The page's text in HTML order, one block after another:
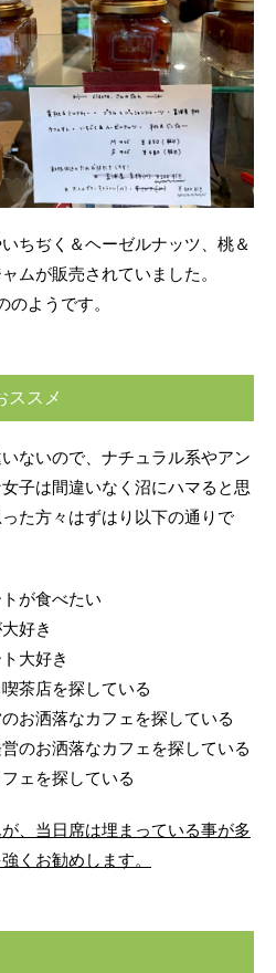
ちぢく＆ヘーゼルナッツ、桃＆
ムが販売されていました。
のようです。
ススメ
ないので、ナチュラル系やアン
子は間違いなく沼にハマると思
た方々はずはり以下の通りで
が食べたい
好き
大好き
茶店を探している
お洒落なカフェを探している
のお洒落なカフェを探している
ェを探している
、当日席は埋まっている事が多
くお勧めします。